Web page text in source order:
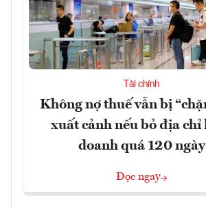
Tài chính
Không nợ thuế vẫn bị
xuất cảnh nếu bỏ địa chỉ
doanh quá 120 ngày
Đọc ngay